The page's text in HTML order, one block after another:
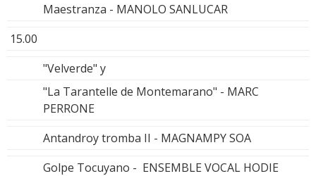
Maestranza - MANOLO SANLUCAR
15.00
"Velverde" y
"La Tarantelle de Montemarano" - MARC
PERRONE
Antandroy tromba II - MAGNAMPY SOA
Golpe Tocuyano - ENSEMBLE VOCAL HODIE